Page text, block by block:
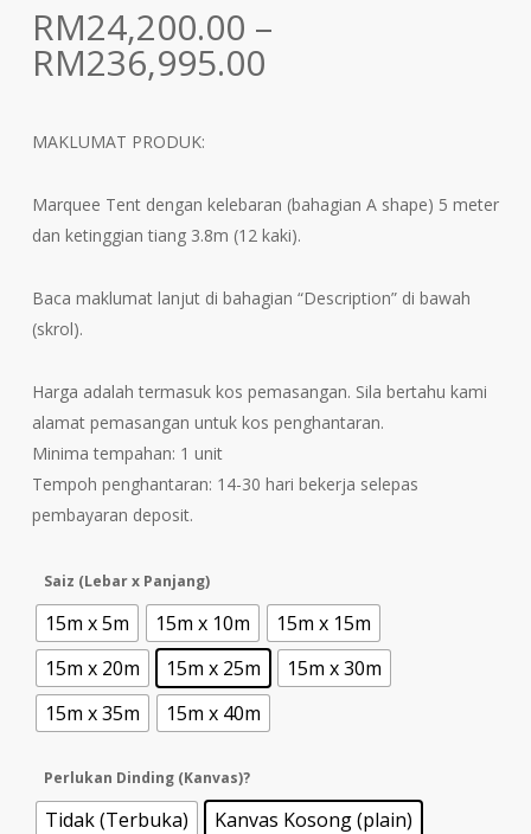
RM24,200.00 –
RM236,995.00Price
RM236,995.00
MAKLUMAT PRODUK:
Marquee Tent dengan kelebaran (bahagian A shape) 5 meter
dan ketinggian tiang 3.8m (12 kaki).
Baca maklumat lanjut di bahagian “Description” di bawah
(skrol).
Harga adalah termasuk kos pemasangan. Sila bertahu kami
alamat pemasangan untuk kos penghantaran.
Minima tempahan: 1 unit
Tempoh penghantaran: 14-30 hari bekerja selepas
pembayaran deposit.
Saiz (Lebar x Panjang)
15m x 5m 15m x 10m
15m x 15m
15m x 20m
15m x 25m
15m x 30m
15m x 35m
15m x 40m
Perlukan Dinding (Kanvas)?
Tidak (Terbuka)
Kanvas Kosong (plain)